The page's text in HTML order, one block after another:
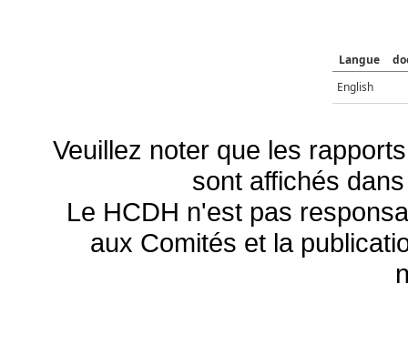
Langue
English
Veuillez noter que les
sont affichés
Le HCDH n'est pas
aux Comités et la